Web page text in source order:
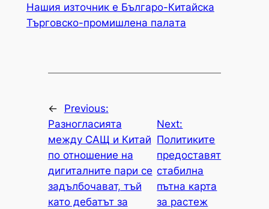
Нашия източник е Българо-Китайска
Търговско-промишлена палaта
←
Previous:
Разногласията
между САЩ и Китай
по отношение на
дигиталните пари се
задълбочават, тъй
като дебатът за
Next:
Политиките
предоставят
стабилна
пътна карта
за растеж